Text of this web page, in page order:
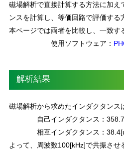
磁場解析で直接計算する方法に加え
ンスを計算し、等価回路で評価する
本ページでは両者を比較し、一致す
使用ソフトウェア：
解析結果
磁場解析から求めたインダクタンス
自己インダクタンス：
相互インダクタンス：
よって、周波数100[kHz]で共振させ